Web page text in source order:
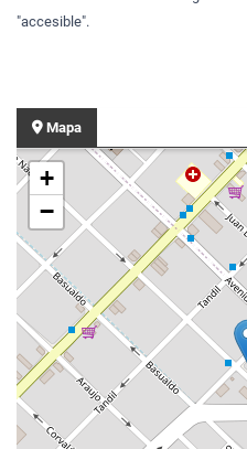
"accesible".
Mapa
+
−